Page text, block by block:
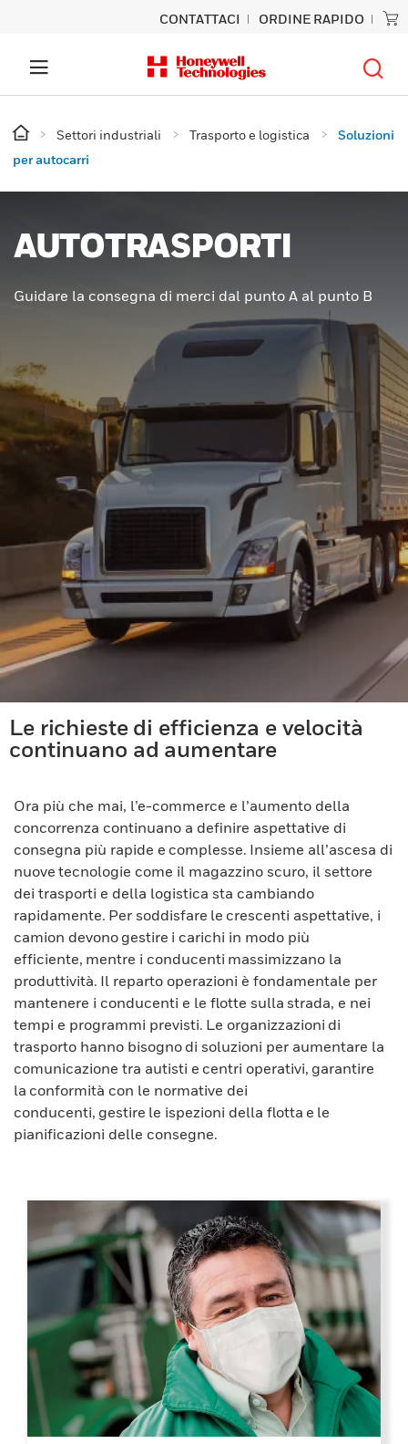
CONTATTACI ORDINE RAPIDO
Settori industriali Trasporto e logistica
Soluzioni
per autocarri
AUTOTRASPORTI
Guidare la consegna di merci dal punto A al punto B
Le richieste di efficienza e velocità
continuano ad aumentare
Ora più che mai, l’e-commerce e l’aumento della
concorrenza continuano a definire aspettative di
consegna più rapide e complesse. Insieme all’ascesa di
nuove tecnologie come il magazzino scuro, il settore
dei trasporti e della logistica sta cambiando
rapidamente. Per soddisfare le crescenti aspettative, i
camion devono gestire i carichi in modo più
efficiente, mentre i conducenti massimizzano la
produttività. Il reparto operazioni è fondamentale per
mantenere i conducenti e le flotte sulla strada, e nei
tempi e programmi previsti. Le organizzazioni di
trasporto hanno bisogno di soluzioni per aumentare la
comunicazione tra autisti e centri operativi, garantire
la conformità con le normative dei
conducenti, gestire le ispezioni della flotta e le
pianificazioni delle consegne.